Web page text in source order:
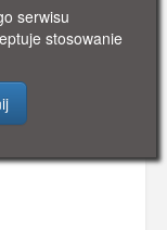
serwisu
stosowanie